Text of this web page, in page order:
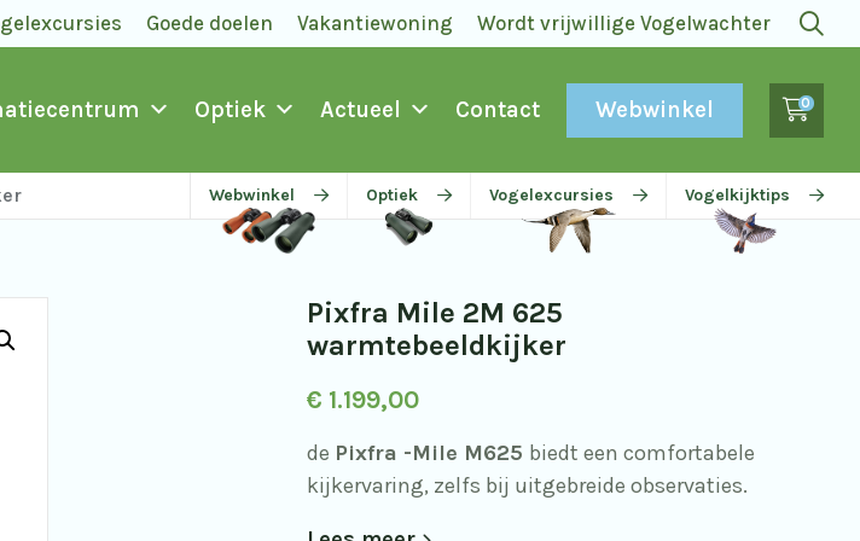
Goede doelen Vakantiewoning Wordt vrijwillige Vogelwachter
Optiek Actueel Contact Webwinkel 0
Webwinkel Optiek Vogelexcursies Vogelkijktips
Pixfra Mile 2M 625
warmtebeeldkijker
€ 1.199,00
de Pixfra -Mile M625 biedt een comfortabele
kijkervaring, zelfs bij uitgebreide observaties.